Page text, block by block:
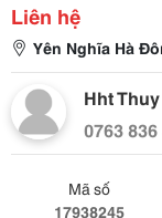
Liên hệ
Yên Nghĩa Hà
Hht
0763 836
Mã số
17938245